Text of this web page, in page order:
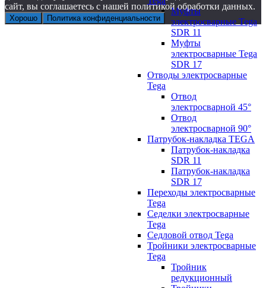
Муфты
электросварные Tega
SDR 11
Муфты
электросварные Tega
SDR 17
Отводы электросварные
Tega
Отвод
электросварной 45°
Отвод
электросварной 90°
Патрубок-накладка TEGA
Патрубок-накладка
SDR 11
Патрубок-накладка
SDR 17
Переходы электросварные
Tega
Седелки электросварные
Tega
Седловой отвод Tega
Тройники электросварные
Tega
Тройник
редукционный
сайт, вы соглашаетесь с нашей политикой обработки данных.
Хорошо Политика конфиденциальности